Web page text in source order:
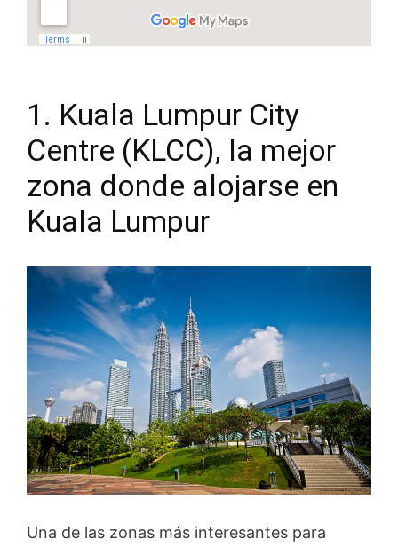
1. Kuala Lumpur City
Centre (KLCC), la mejor
zona donde alojarse en
Kuala Lumpur
Una de las zonas más interesantes para